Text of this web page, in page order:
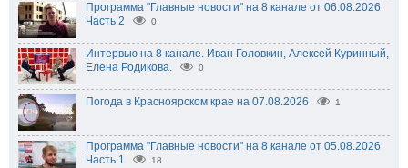
Программа "Главные новости" на 8 канале от 06.08.2026
Часть 2
0
Интервью на 8 канале. Иван Головкин, Алексей Куринный,
Елена Родикова.
0
Погода в Красноярском крае на 07.08.2026 1
Программа "Главные новости" на 8 канале от 05.08.2026
Часть 1
18